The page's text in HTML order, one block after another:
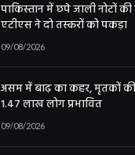
पाकिस्तान में छपे जाली नोटों
एटीएस ने दो तस्करों को पकड़ा
09/08/2026
असम में बाढ़ का कहर, मृतकों
1.47 लाख लोग प्रभावित
09/08/2026